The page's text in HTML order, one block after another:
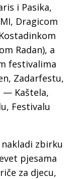
i Pasika,
Dragicom
Radan), a
festivalima
Zadarfestu,
— Kaštela,
Festivalu
zbirku
pjesama
za djecu,